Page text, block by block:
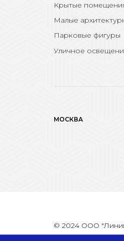
Крытые
Малые
Парковые фигуры
Уличное
МОСКВА
© 2024 ООО